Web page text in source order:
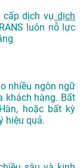
dịch vụ dịch
luôn nỗ lực
nhiều ngôn ngữ
khách hàng. Bất
hoặc bất kỳ
hiệu quả.